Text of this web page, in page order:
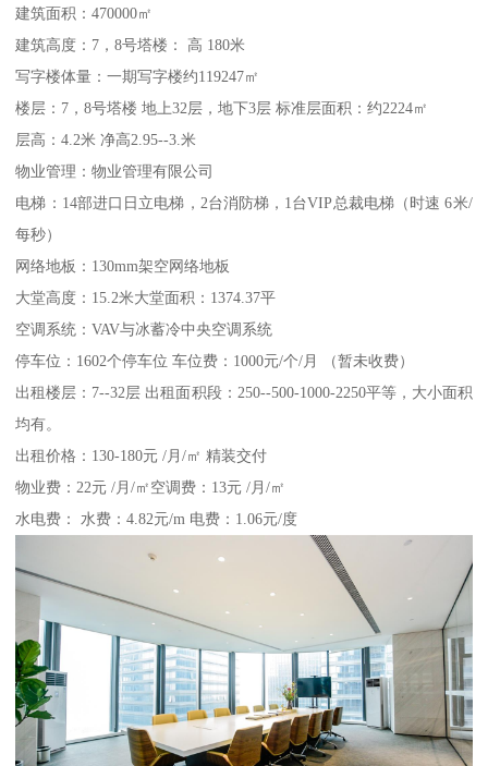
建筑面积：470000㎡
建筑高度：7，8号塔楼： 高 180米
写字楼体量：一期写字楼约119247㎡
楼层：7，8号塔楼 地上32层，地下3层 标准层面积：约2224㎡
层高：4.2米 净高2.95--3.米
物业管理：物业管理有限公司
电梯：14部进口日立电梯，2台消防梯，1台VIP总裁电梯（时速 6米/
每秒）
网络地板：130mm架空网络地板
大堂高度：15.2米大堂面积：1374.37平
空调系统：VAV与冰蓄冷中央空调系统
停车位：1602个停车位 车位费：1000元/个/月 （暂未收费）
出租楼层：7--32层 出租面积段：250--500-1000-2250平等，大小面积
均有。
出租价格：130-180元 /月/㎡ 精装交付
物业费：22元 /月/㎡空调费：13元 /月/㎡
水电费： 水费：4.82元/m 电费：1.06元/度